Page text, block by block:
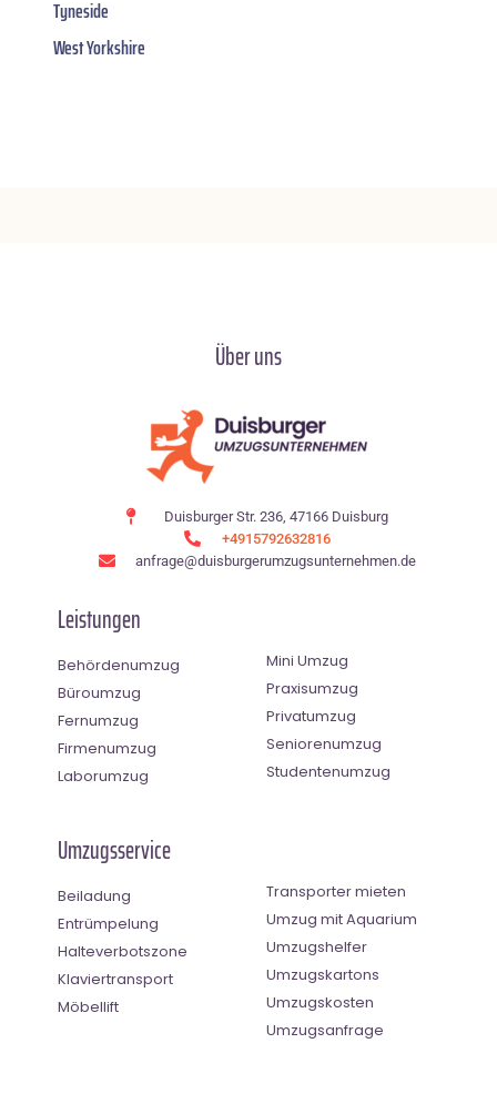
Tyneside
West Yorkshire
Über uns
Duisburger Str. 236, 47166 Duisburg
+4915792632816
anfrage@duisburgerumzugsunternehmen.de
Leistungen
Behördenumzug
Büroumzug
Fernumzug
Firmenumzug
Laborumzug
Mini Umzug
Praxisumzug
Privatumzug
Seniorenumzug
Studentenumzug
Umzugsservice
Beiladung
Entrümpelung
Halteverbotszone
Klaviertransport
Möbellift
Transporter mieten
Umzug mit Aquarium
Umzugshelfer
Umzugskartons
Umzugskosten
Umzugsanfrage